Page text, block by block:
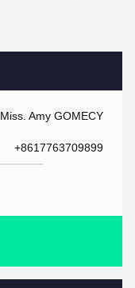
Miss. Amy GOMECY
+8617763709899